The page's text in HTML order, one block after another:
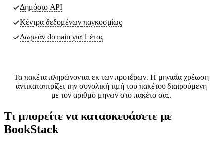
Δημόσιο API
Κέντρα δεδομένων παγκοσμίως
Δωρεάν domain για 1 έτος
Τα πακέτα πληρώνονται εκ των προτέρων. Η μηνιαία χρέωση
αντικατοπτρίζει την συνολική τιμή του πακέτου διαιρούμενη
με τον αριθμό μηνών στο πακέτο σας.
Τι μπορείτε να κατασκευάσετε με
BookStack